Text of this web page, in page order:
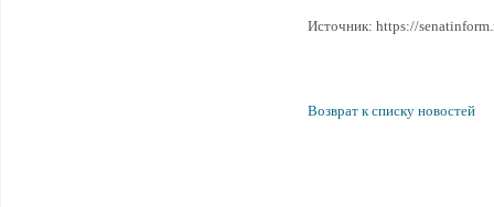
Источник: https://
Возврат к списку новостей